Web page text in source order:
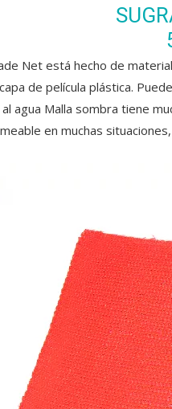
Net está hecho de
de película plástica.
agua Malla sombra tiene
en muchas